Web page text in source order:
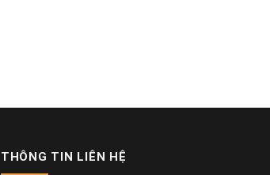
THÔNG TIN LIÊN HỆ